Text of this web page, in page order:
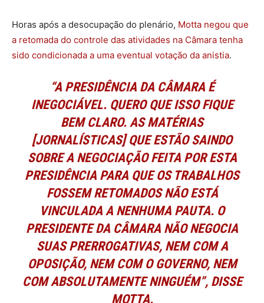
Horas após a desocupação do plenário, Motta negou que
a retomada do controle das atividades na Câmara tenha
sido condicionada a uma eventual votação da anistia.
“A PRESIDÊNCIA DA CÂMARA É
INEGOCIÁVEL. QUERO QUE ISSO FIQUE
BEM CLARO. AS MATÉRIAS
[JORNALÍSTICAS] QUE ESTÃO SAINDO
SOBRE A NEGOCIAÇÃO FEITA POR ESTA
PRESIDÊNCIA PARA QUE OS TRABALHOS
FOSSEM RETOMADOS NÃO ESTÁ
VINCULADA A NENHUMA PAUTA. O
PRESIDENTE DA CÂMARA NÃO NEGOCIA
SUAS PRERROGATIVAS, NEM COM A
OPOSIÇÃO, NEM COM O GOVERNO, NEM
COM ABSOLUTAMENTE NINGUÉM”, DISSE
MOTTA.